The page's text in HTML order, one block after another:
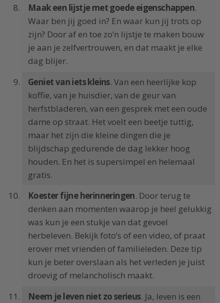
Maak een lijstje met goede eigenschappen.
Waar ben jij goed in? En waar kun jij trots op
zijn? Door af en toe zo’n lijstje te maken bouw
je aan je zelfvertrouwen, en dat maakt je elke
dag blijer.
Geniet van iets kleins. Van een heerlijke kop
koffie, van je huisdier, van de geur van
herfstbladeren, van een gesprek met een oude
dame op straat. Het voelt een beetje tuttig,
maar het zijn die kleine dingen die je
blijdschap gedurende de dag lekker hoog
houden. En het is supersimpel en helemaal
gratis.
Koester fijne herinneringen. Door terug te
denken aan momenten waarop je heel gelukkig
was kun je een stukje van dat gevoel
herbeleven. Bekijk foto’s of een video, of praat
erover met vrienden of familieleden. Deze tip
kun je beter overslaan als het verleden je juist
droevig of melancholisch maakt.
Neem je leven niet zo serieus. Ja, leven is een